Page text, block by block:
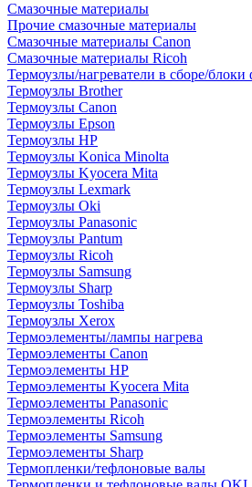
Смазочные материалы
Прочие смазочные материалы
Смазочные материалы Canon
Смазочные материалы Ricoh
Термоузлы/нагреватели в сборе/
Термоузлы Brother
Термоузлы Canon
Термоузлы Epson
Термоузлы HP
Термоузлы Konica Minolta
Термоузлы Kyocera Mita
Термоузлы Lexmark
Термоузлы Oki
Термоузлы Panasonic
Термоузлы Pantum
Термоузлы Ricoh
Термоузлы Samsung
Термоузлы Sharp
Термоузлы Toshiba
Термоузлы Xerox
Термоэлементы/лампы нагрева
Термоэлементы Canon
Термоэлементы HP
Термоэлементы Kyocera Mita
Термоэлементы Panasonic
Термоэлементы Ricoh
Термоэлементы Samsung
Термоэлементы Sharp
Термопленки/тефлоновые валы